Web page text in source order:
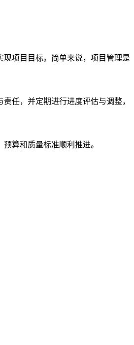
项目目标。简单来说，项目管理是
任，并定期进行进度评估与调整，
算和质量标准顺利推进。